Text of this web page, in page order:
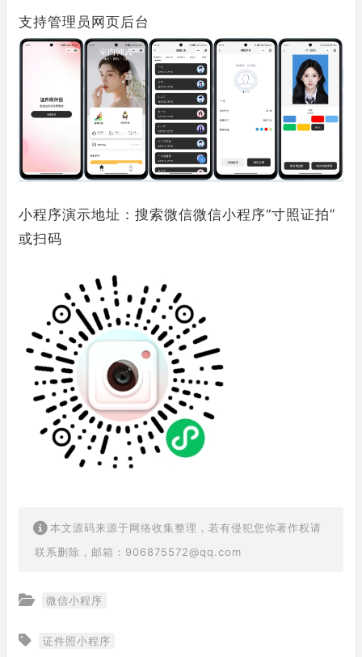
支持管理员网页后台
小程序演示地址：搜索微信微信小程序“寸照证拍”
或扫码
本文源码来源于网络收集整理，若有侵犯您你著作权请
联系删除，邮箱：906875572@qq.com
微信小程序
证件照小程序